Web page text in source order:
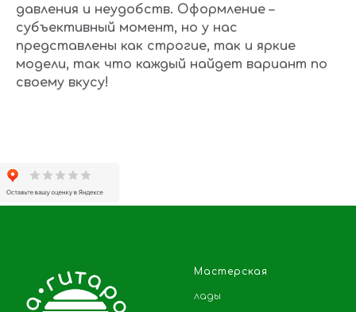
давления и неудобств. Оформление –
субъективный момент, но у нас
представлены как строгие, так и яркие
модели, так что каждый найдет вариант по
своему вкусу!
Мастерская
лады